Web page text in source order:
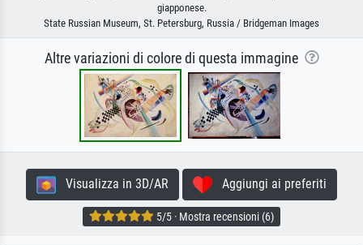
giapponese.
State Russian Museum, St. Petersburg, Russia / Bridgeman Images
Altre variazioni di colore di questa immagine
Visualizza in 3D/AR Aggiungi ai preferiti
5/5 · Mostra recensioni (6)